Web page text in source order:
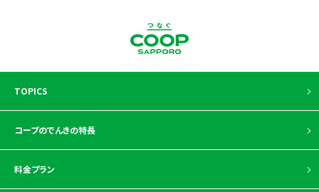
TOPICS
コープのでんきの特長
料金プラン